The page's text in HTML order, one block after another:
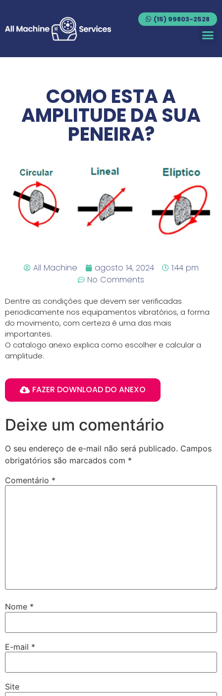
(15) 99803-2528
COMO ESTA A
AMPLITUDE DA SUA
PENEIRA?
All Machine agosto 14, 2024
1:44 pm
No Comments
Dentre as condições que devem ser verificadas
periodicamente nos equipamentos vibratórios, a forma
do movimento, com certeza é uma das mais
importantes.
O catalogo anexo explica como escolher e calcular a
amplitude.
FAZER DOWNLOAD DO ANEXO
Deixe um comentário
O seu endereço de e-mail não será publicado. Campos
obrigatórios são marcados com *
Comentário *
Nome *
E-mail *
Site